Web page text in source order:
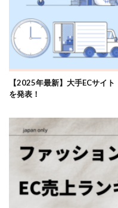
【2025年最新】大手ECサイ
を発表！